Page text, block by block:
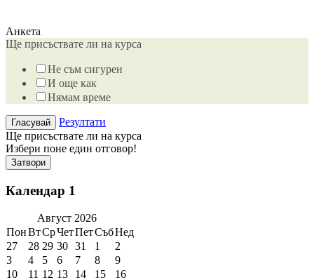
Анкета
Ще присъствате ли на курса
Не съм сигурен
И още как
Нямам време
Резултати
Ще присъствате ли на курса
Избери поне един отговор!
Затвори
Календар 1
Август 2026
ПонВтСрЧетПетСъбНед
27
28 29 30 31 1
2
3
4 5 6 7 8
9
10
11 12 13 14 15
16